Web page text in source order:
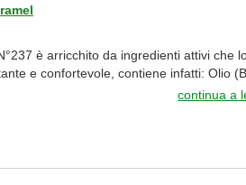
è arricchito da ingredienti attivi che
e confortevole, contiene infatti: Olio
continua a